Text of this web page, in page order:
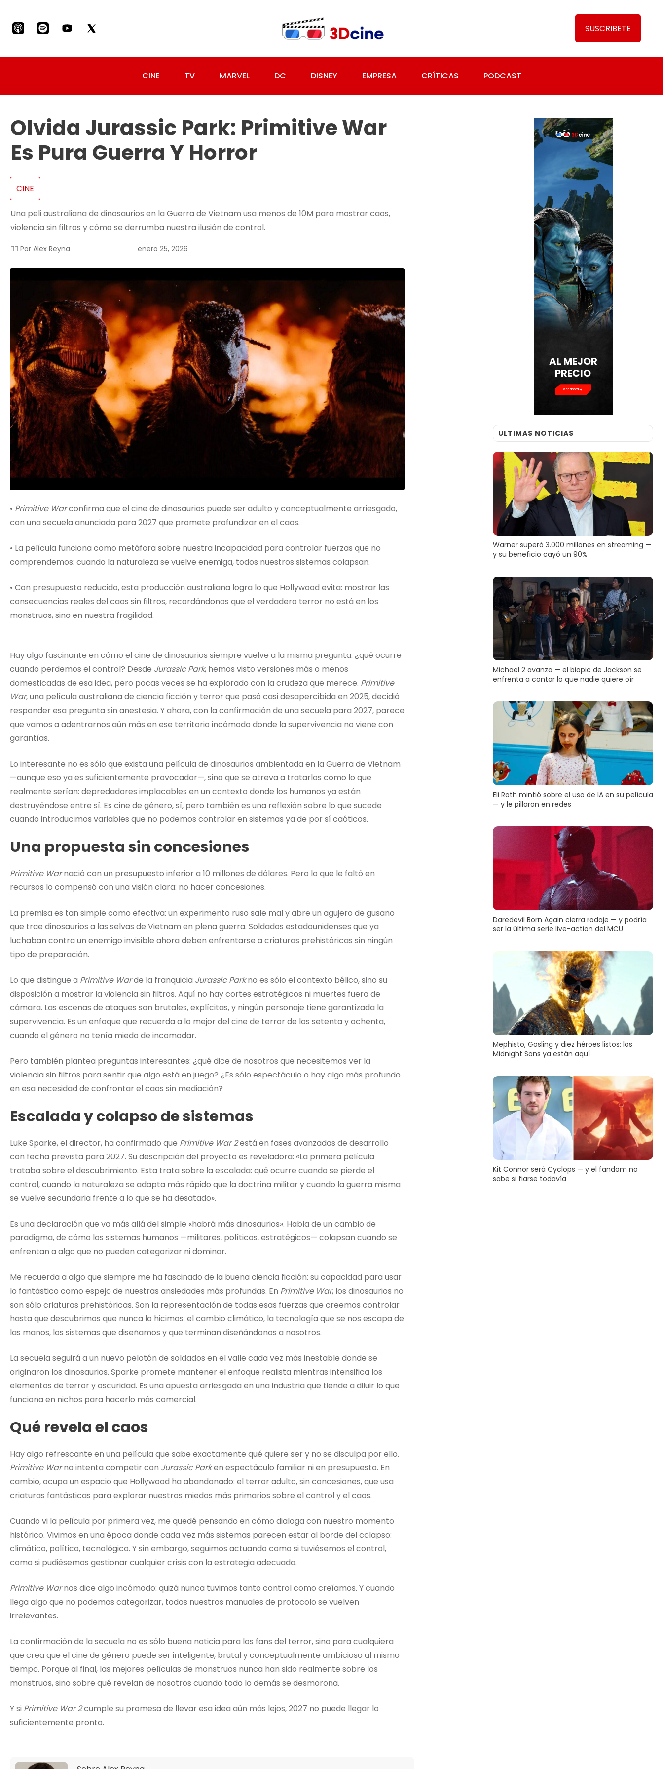
SUSCRIBETE
CINE TV MARVEL DC DISNEY EMPRESA CRÍTICAS PODCAST
Olvida Jurassic Park: Primitive War
Es Pura Guerra Y Horror
CINE
Una peli australiana de dinosaurios en la Guerra de Vietnam usa menos de 10M para mostrar caos,
violencia sin filtros y cómo se derrumba nuestra ilusión de control.
✍🏻 Por Alex Reyna enero 25, 2026
• Primitive Warconfirma que el cine de dinosaurios puede ser adulto y conceptualmente arriesgado,
con una secuela anunciada para 2027 que promete profundizar en el caos.
• La película funciona como metáfora sobre nuestra incapacidad para controlar fuerzas que no
comprendemos: cuando la naturaleza se vuelve enemiga, todos nuestros sistemas colapsan.
• Con presupuesto reducido, esta producción australiana logra lo que Hollywood evita: mostrar las
consecuencias reales del caos sin filtros, recordándonos que el verdadero terror no está en los
monstruos, sino en nuestra fragilidad.
Hay algo fascinante en cómo el cine de dinosaurios siempre vuelve a la misma pregunta: ¿qué ocurre
cuando perdemos el control? Desde Jurassic Park, hemos visto versiones más o menos
domesticadas de esa idea, pero pocas veces se ha explorado con la crudeza que merece. Primitive
War, una película australiana de ciencia ficción y terror que pasó casi desapercibida en 2025, decidió
responder esa pregunta sin anestesia. Y ahora, con la confirmación de una secuela para 2027, parece
que vamos a adentrarnos aún más en ese territorio incómodo donde la supervivencia no viene con
garantías.
Lo interesante no es sólo que exista una película de dinosaurios ambientada en la Guerra de Vietnam
—aunque eso ya es suficientemente provocador—, sino que se atreva a tratarlos como lo que
realmente serían: depredadores implacables en un contexto donde los humanos ya están
destruyéndose entre sí. Es cine de género, sí, pero también es una reflexión sobre lo que sucede
cuando introducimos variables que no podemos controlar en sistemas ya de por sí caóticos.
Una propuesta sin concesiones
Primitive Warnació con un presupuesto inferior a 10 millones de dólares. Pero lo que le faltó en
recursos lo compensó con una visión clara: no hacer concesiones.
La premisa es tan simple como efectiva: un experimento ruso sale mal y abre un agujero de gusano
que trae dinosaurios a las selvas de Vietnam en plena guerra. Soldados estadounidenses que ya
luchaban contra un enemigo invisible ahora deben enfrentarse a criaturas prehistóricas sin ningún
tipo de preparación.
Lo que distingue a Primitive Warde la franquicia Jurassic Parkno es sólo el contexto bélico, sino su
disposición a mostrar la violencia sin filtros. Aquí no hay cortes estratégicos ni muertes fuera de
cámara. Las escenas de ataques son brutales, explícitas, y ningún personaje tiene garantizada la
supervivencia. Es un enfoque que recuerda a lo mejor del cine de terror de los setenta y ochenta,
cuando el género no tenía miedo de incomodar.
Pero también plantea preguntas interesantes: ¿qué dice de nosotros que necesitemos ver la
violencia sin filtros para sentir que algo está en juego? ¿Es sólo espectáculo o hay algo más profundo
en esa necesidad de confrontar el caos sin mediación?
Escalada y colapso de sistemas
Luke Sparke, el director, ha confirmado que Primitive War 2está en fases avanzadas de desarrollo
con fecha prevista para 2027. Su descripción del proyecto es reveladora: «La primera película
trataba sobre el descubrimiento. Esta trata sobre la escalada: qué ocurre cuando se pierde el
control, cuando la naturaleza se adapta más rápido que la doctrina militar y cuando la guerra misma
se vuelve secundaria frente a lo que se ha desatado».
Es una declaración que va más allá del simple «habrá más dinosaurios». Habla de un cambio de
paradigma, de cómo los sistemas humanos —militares, políticos, estratégicos— colapsan cuando se
enfrentan a algo que no pueden categorizar ni dominar.
Me recuerda a algo que siempre me ha fascinado de la buena ciencia ficción: su capacidad para usar
lo fantástico como espejo de nuestras ansiedades más profundas. En Primitive War, los dinosaurios no
son sólo criaturas prehistóricas. Son la representación de todas esas fuerzas que creemos controlar
hasta que descubrimos que nunca lo hicimos: el cambio climático, la tecnología que se nos escapa de
las manos, los sistemas que diseñamos y que terminan diseñándonos a nosotros.
La secuela seguirá a un nuevo pelotón de soldados en el valle cada vez más inestable donde se
originaron los dinosaurios. Sparke promete mantener el enfoque realista mientras intensifica los
elementos de terror y oscuridad. Es una apuesta arriesgada en una industria que tiende a diluir lo que
funciona en nichos para hacerlo más comercial.
Qué revela el caos
Hay algo refrescante en una película que sabe exactamente qué quiere ser y no se disculpa por ello.
Primitive Warno intenta competir con Jurassic Parken espectáculo familiar ni en presupuesto. En
cambio, ocupa un espacio que Hollywood ha abandonado: el terror adulto, sin concesiones, que usa
criaturas fantásticas para explorar nuestros miedos más primarios sobre el control y el caos.
Cuando vi la película por primera vez, me quedé pensando en cómo dialoga con nuestro momento
histórico. Vivimos en una época donde cada vez más sistemas parecen estar al borde del colapso:
climático, político, tecnológico. Y sin embargo, seguimos actuando como si tuviésemos el control,
como si pudiésemos gestionar cualquier crisis con la estrategia adecuada.
Primitive Warnos dice algo incómodo: quizá nunca tuvimos tanto control como creíamos. Y cuando
llega algo que no podemos categorizar, todos nuestros manuales de protocolo se vuelven
irrelevantes.
La confirmación de la secuela no es sólo buena noticia para los fans del terror, sino para cualquiera
que crea que el cine de género puede ser inteligente, brutal y conceptualmente ambicioso al mismo
tiempo. Porque al final, las mejores películas de monstruos nunca han sido realmente sobre los
monstruos, sino sobre qué revelan de nosotros cuando todo lo demás se desmorona.
Y si Primitive War 2cumple su promesa de llevar esa idea aún más lejos, 2027 no puede llegar lo
suficientemente pronto.
AL MEJOR
PRECIO
Ver ahora
ULTIMAS NOTICIAS
Warner superó 3.000 millones en streaming —
y su beneficio cayó un 90%
Michael 2 avanza — el biopic de Jackson se
enfrenta a contar lo que nadie quiere oír
Eli Roth mintió sobre el uso de IA en su película
— y le pillaron en redes
Daredevil Born Again cierra rodaje — y podría
ser la última serie live-action del MCU
Mephisto, Gosling y diez héroes listos: los
Midnight Sons ya están aquí
Kit Connor será Cyclops — y el fandom no
sabe si fiarse todavía